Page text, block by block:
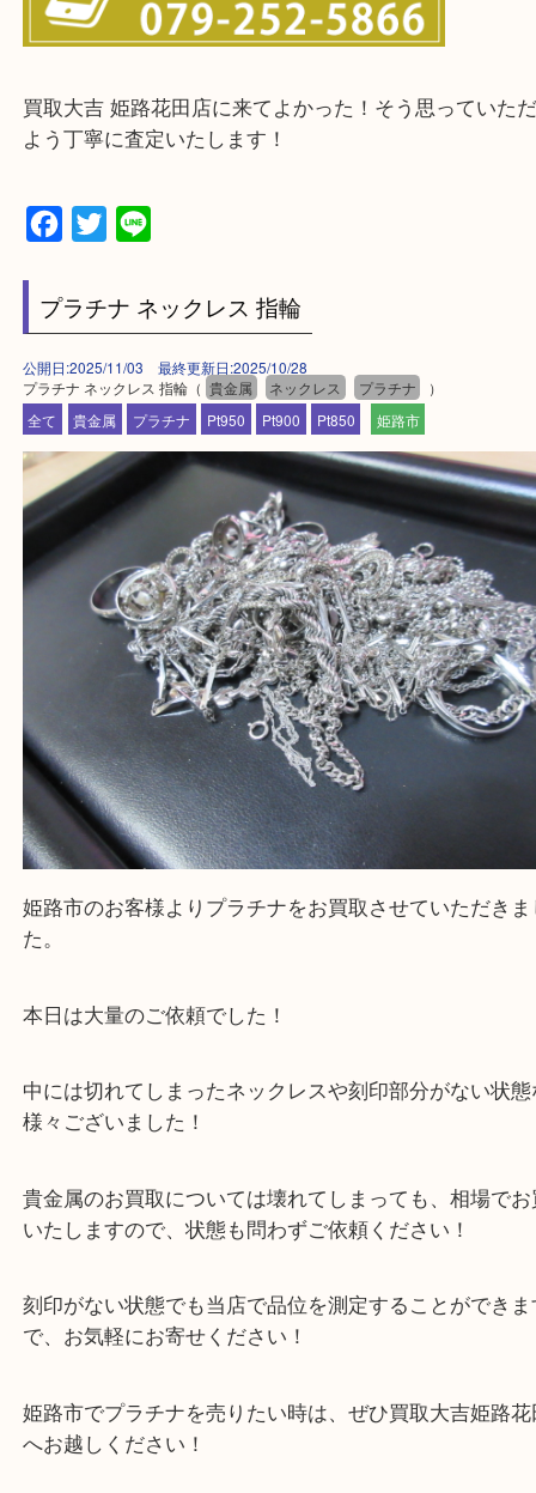
神崎郡・太子町・宍粟市・佐用郡
たつの市・相生市・赤穂市
・ご来店前に確認しておきたい
買取大吉 姫路花田店に来てよかった！そう思って
よう丁寧に査定いたします！
Facebook
Twitter
Line
プラチナ ネックレス 指輪
プラチナ ネックレス 指輪（ 貴金属 ネックレス プラチナ
）
全て
貴金属 プラチナ Pt950 Pt900 Pt850 姫路市